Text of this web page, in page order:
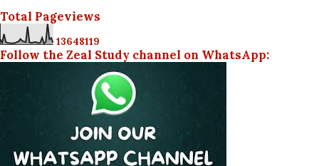
Total Pageviews
13648119
Follow the Zeal Study channel on WhatsApp: